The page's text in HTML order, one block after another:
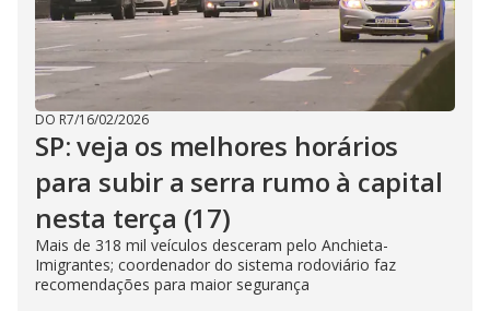
DO R7/16/02/2026
SP: veja os melhores horários
para subir a serra rumo à capital
nesta terça (17)
Mais de 318 mil veículos desceram pelo Anchieta-
Imigrantes; coordenador do sistema rodoviário faz
recomendações para maior segurança